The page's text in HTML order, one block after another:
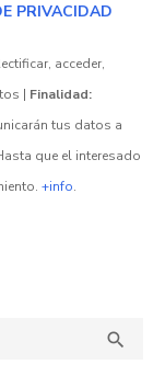
PRIVACIDAD
acceder,
| Finalidad:
tus datos a
que el interesado
+info.
